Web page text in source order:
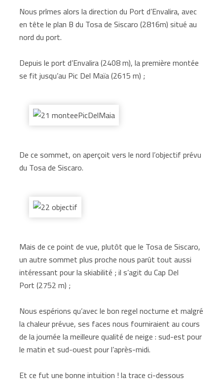
Nous prîmes alors la direction du Port d’Envalira, avec
en tête le plan B du Tosa de Siscaro (2816m) situé au
nord du port.
Depuis le port d’Envalira (2408 m), la première montée
se fit jusqu’au Pic Del Maïa (2615 m) ;
De ce sommet, on aperçoit vers le nord l’objectif prévu
du Tosa de Siscaro.
Mais de ce point de vue, plutôt que le Tosa de Siscaro,
un autre sommet plus proche nous parût tout aussi
intéressant pour la skiabilité ; il s’agit du Cap Del
Port (2752 m) ;
Nous espérions qu’avec le bon regel nocturne et malgré
la chaleur prévue, ses faces nous fourniraient au cours
de la journée la meilleure qualité de neige : sud-est pour
le matin et sud-ouest pour l’après-midi.
Et ce fut une bonne intuition ! la trace ci-dessous